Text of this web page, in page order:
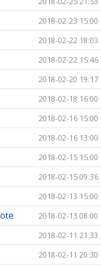
2018-02-23 15:00
2018-02-22 18:03
2018-02-22 15:46
2018-02-20 19:17
2018-02-18 16:00
2018-02-16 15:00
2018-02-16 13:00
2018-02-15 15:00
2018-02-15 09:36
2018-02-13 15:00
2018-02-13 08:00
2018-02-11 21:33
2018-02-11 20:30